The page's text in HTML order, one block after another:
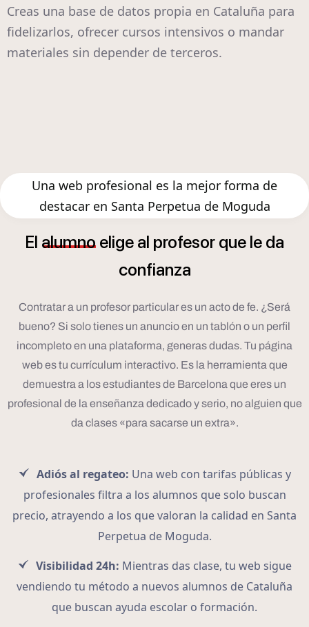
Creas una base de datos propia en Cataluña para
fidelizarlos, ofrecer cursos intensivos o mandar
materiales sin depender de terceros.
Una web profesional es la mejor forma de
destacar en Santa Perpetua de Moguda
El alumno elige al profesor que le da
confianza
Contratar a un profesor particular es un acto de fe. ¿Será
bueno? Si solo tienes un anuncio en un tablón o un perfil
incompleto en una plataforma, generas dudas. Tu página
web es tu currículum interactivo. Es la herramienta que
demuestra a los estudiantes de Barcelona que eres un
profesional de la enseñanza dedicado y serio, no alguien que
da clases «para sacarse un extra».
Adiós al regateo: Una web con tarifas públicas y
profesionales filtra a los alumnos que solo buscan
precio, atrayendo a los que valoran la calidad en Santa
Perpetua de Moguda.
Visibilidad 24h: Mientras das clase, tu web sigue
vendiendo tu método a nuevos alumnos de Cataluña
que buscan ayuda escolar o formación.